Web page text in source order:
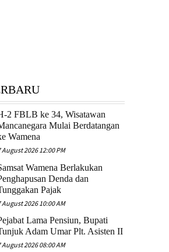
2 FBLB ke 34, Wisatawan
Mulai Berdatangan
Wamena
August 2026 12:00 PM
Wamena Berlakukan
Denda dan
Pajak
August 2026 10:00 AM
Lama Pensiun, Bupati
Adam Umar Plt. Asisten II
August 2026 08:00 AM